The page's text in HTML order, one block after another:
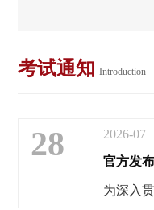
考试通知 Introduction
28
2026-07